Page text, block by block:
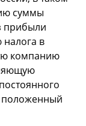
суммы
прибыли
в
компанию
положенный